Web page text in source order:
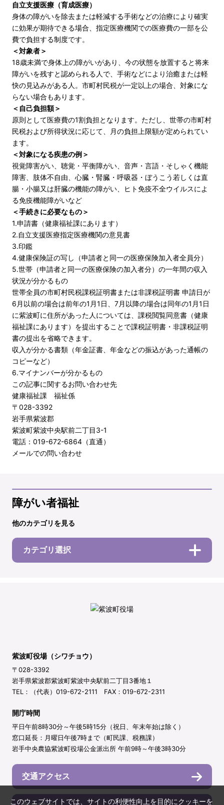
自立支援医療（育成医療）
身体の障がいを除去または軽減する手術などの治療により確実
に効果が期待できる場合、指定医療機関での医療費の一部を公
費で負担する制度です。
＜対象者＞
18歳未満で身体上の障がいがあり、今の状態を放置すると将来
障がいを残すと認められる人で、手術などにより治癒または軽
快の見込みがある人。市町村民税が一定以上の場合、対象にな
らない場合もあります。
＜自己負担額＞
原則として医療費の1割負担となります。ただし、世帯の市町村
民税および所得状況に応じて、月の負担上限額が定められてい
ます。
＜対象になる疾患の例＞
視覚障害がい、聴覚・平衡障がい、音声・言語・そしゃく機能
障害、肢体不自由、心臓・腎臓・呼吸器・ぼうこう若しくは直
腸・小腸又は肝臓の機能の障がい、ヒト免疫不全ウイルスによ
る免疫機能障がいなど
＜手続きに必要なもの＞
1.申請書（健康福祉課にあります）
2.自立支援医療指定医療機関の意見書
3.印鑑
4.健康保険証の写し（申請者と同一の医療保険加入者全員分）
5.世帯（申請者と同一の医療保険の加入者分）の一年間の収入
状況が分かるもの
世帯全員の市町村民税課税証明書または非課税証明書 申請日が
6月以前の場合は前年の1月1日、7月以降の場合は同年の1月1日
に紫波町に住所があった人については、課税閲覧同意書（健康
福祉課にあります）を提出することで課税証明書・非課税証明
書の提出を省略できます。
収入が分かる書類（年金証書、年金などの振込があった通帳の
コピーなど）
6.マイナンバーが分かるもの
この記事に関するお問い合わせ先
健康福祉課 福祉係
〒028-3392
岩手県紫波郡
紫波町紫波中央駅前二丁目3-1
電話：019-672-6864（直通）
メールでの問い合わせ
障がい者福祉
他のカテゴリを見る
カテゴリ選択
紫波町役場（シワチョウ）
〒028-3392
岩手県紫波郡紫波町紫波中央駅前二丁目3番地１
TEL：（代表）019-672-2111 FAX：019-672-2311
開庁時間
平日午前8時30分～午後5時15分（祝日、年末年始は除く）
窓口延長：月曜日午後7時まで（町民課、税務課）
岩手中央農協紫波町役場公金派出所 午前9時～午後3時30分
交通アクセス
このウェブサイトでは、サイトの利便性向上を目的にクッキーを